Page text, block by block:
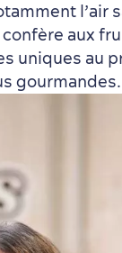
l’air
aux
uniques au
gourmandes.